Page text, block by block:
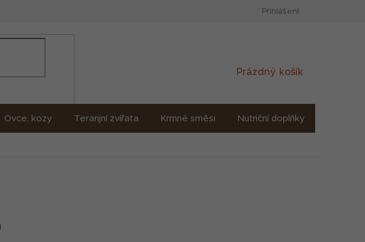
umělé inteligence (AI) Přihlášení
Nákupní
Prázdný košík
Ovce, kozy Terarijní zvířata Krmné směsi Nutriční doplňky